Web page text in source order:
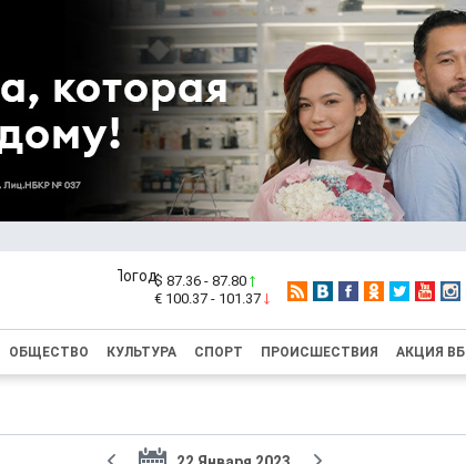
$ 87.36 - 87.80
€ 100.37 - 101.37
ОБЩЕСТВО КУЛЬТУРА СПОРТ ПРОИСШЕСТВИЯ АКЦИЯ ВБ